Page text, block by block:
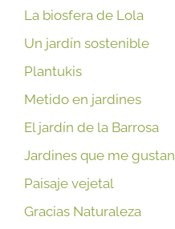
La biosfera de Lola
Un jardín sostenible
Plantukis
Metido en jardines
El jardín de la Barrosa
Jardines que me gustan
Paisaje vejetal
Gracias Naturaleza